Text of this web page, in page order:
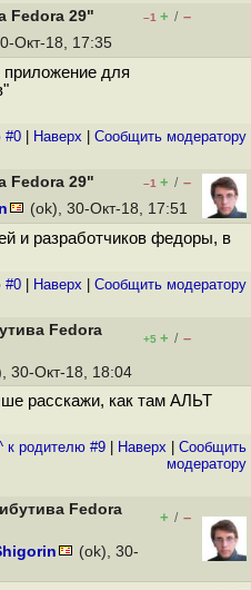
Fedora 29" –1 + / –
Окт-18, 17:35
приложение для
#0 Наверх Cообщить модератору
Fedora 29" –1 + / –
(ok), 30-Окт-18, 17:51
и разработчиков федоры, в
#0 Наверх Cообщить модератору
Fedora
+5 + / –
30-Окт-18, 18:04
расскажи, как там АЛЬТ
к родителю #9 Наверх
Cообщить
модератору
Fedora
+ / –
(ok), 30-